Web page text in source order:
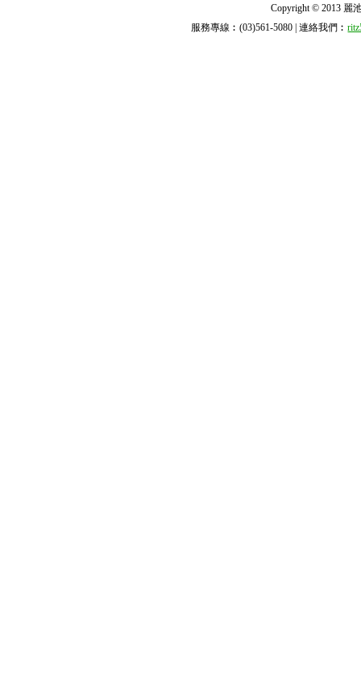
Copyright © 2013 麗
服務專線︰(03)561-5080 | 連絡我們︰